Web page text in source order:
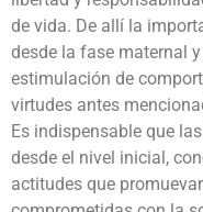
de vida. De allí la
desde la fase maternal
estimulación de
virtudes antes
Es indispensable que
desde el nivel inicial,
actitudes que